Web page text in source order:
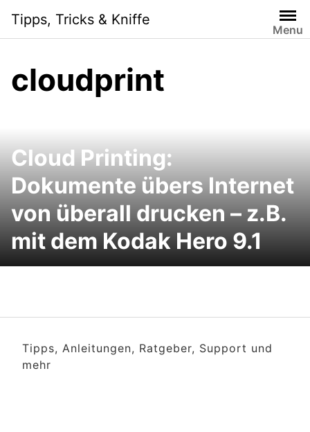
content
Tipps, Tricks & Kniffe
Menu
cloudprint
Cloud Printing:
Dokumente übers Internet
von überall drucken – z.B.
mit dem Kodak Hero 9.1
Tipps, Anleitungen, Ratgeber, Support und
mehr